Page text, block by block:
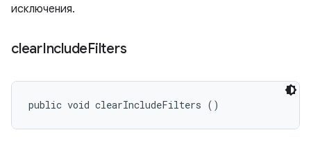
исключения.
clearIncludeFilters
public void clearIncludeFilters ()